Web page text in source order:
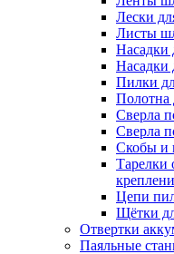
Лески
Листы
Насадки
Пилки
Полотна
Сверла
Сверла
Скобы и
Цепи
Щётки
Отвертки
Паяльные